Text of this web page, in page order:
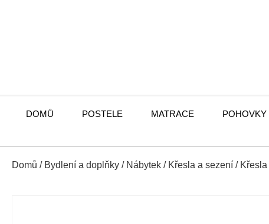
DOMŮ POSTELE MATRACE POHOVKY
Domů / Bydlení a doplňky / Nábytek / Křesla a sezení / Křesla